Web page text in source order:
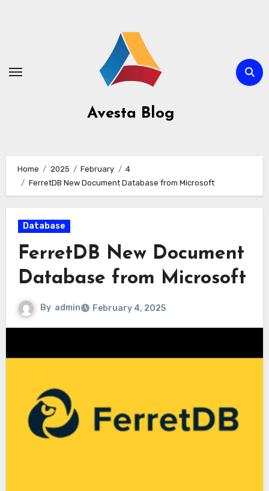
Avesta Blog
Home 2025 February
4
FerretDB New Document Database from Microsoft
Database
FerretDB New Document
Database from Microsoft
By admin February 4, 2025